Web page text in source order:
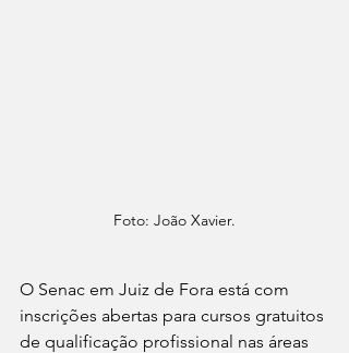
Foto: João Xavier.
O Senac em Juiz de Fora está com
inscrições abertas para cursos gratuitos
de qualificação profissional nas áreas